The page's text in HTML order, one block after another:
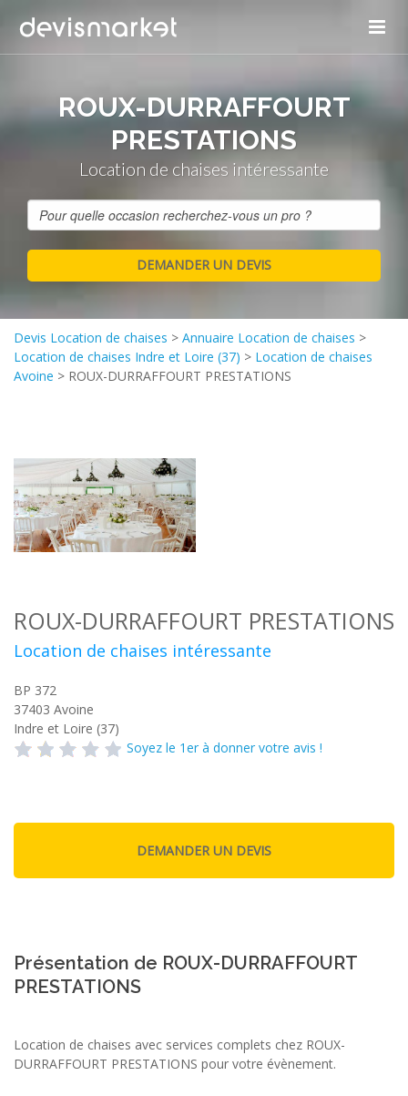
ROUX-DURRAFFOURT
PRESTATIONS
Location de chaises intéressante
Devis Location de chaises > Annuaire Location de chaises >
Location de chaises Indre et Loire (37) > Location de chaises
Avoine > ROUX-DURRAFFOURT PRESTATIONS
ROUX-DURRAFFOURT PRESTATIONS
Location de chaises intéressante
BP 372
37403 Avoine
Indre et Loire (37)
Soyez le 1er à donner votre avis !
Présentation de ROUX-DURRAFFOURT
PRESTATIONS
Location de chaises avec services complets chez ROUX-
DURRAFFOURT PRESTATIONS pour votre évènement.